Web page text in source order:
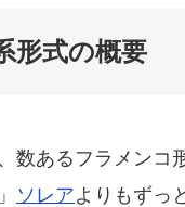
形式の概要
数あるフラメンコ
ソレアよりもずっ